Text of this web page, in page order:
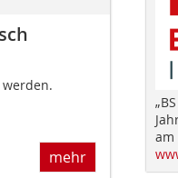
mehr
am